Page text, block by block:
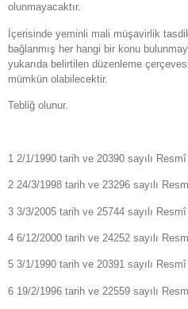
olunmayacaktır.
İçerisinde yeminli mali müşavirlik
bağlanmış her hangi bir konu
yukarıda belirtilen düzenleme
mümkün olabilecektir.
Tebliğ olunur.
1 2/1/1990 tarih ve 20390 sayılı Resmî
2 24/3/1998 tarih ve 23296 sayılı
3 3/3/2005 tarih ve 25744 sayılı Resmî
4 6/12/2000 tarih ve 24252 sayılı
5 3/1/1990 tarih ve 20391 sayılı
6 19/2/1996 tarih ve 22559 sayılı